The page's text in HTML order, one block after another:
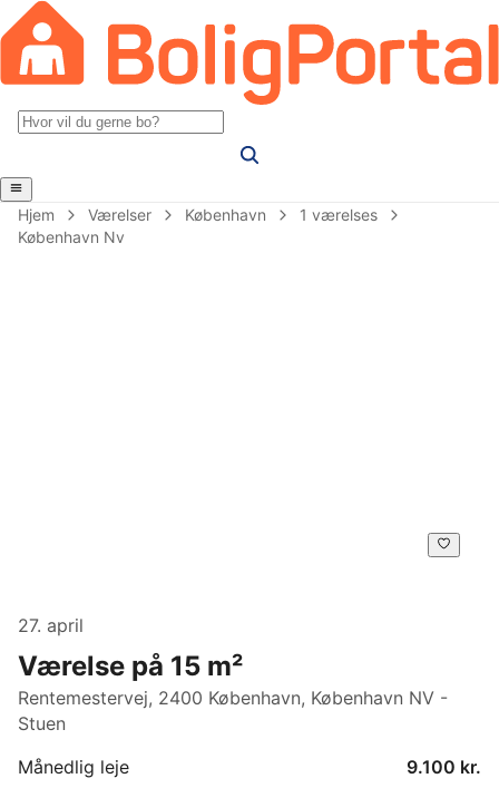
Hjem Værelser København
1 værelses
København Nv
27. april
Værelse på 15 m²
Rentemestervej, 2400 København, København NV -
Stuen
Månedlig leje
9.100 kr.